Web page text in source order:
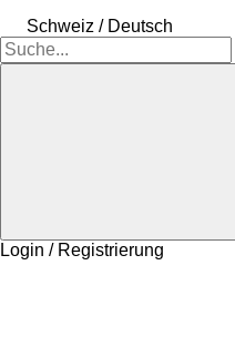
Schweiz / Deutsch
Login / Registrierung